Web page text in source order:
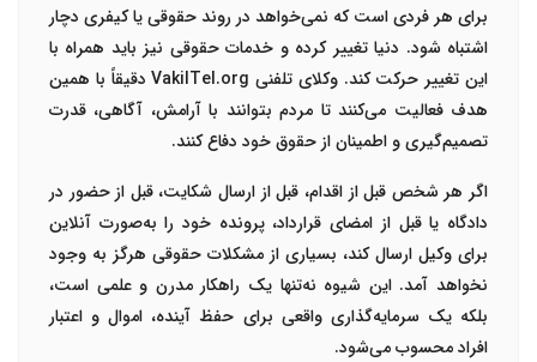
برای هر فردی است که نمی‌خواهد در روند حقوقی یا کیفری دچار
اشتباه شود. دنیا تغییر کرده و خدمات حقوقی نیز باید همراه با
این تغییر حرکت کند. وکلای تلفنی VakilTel.org دقیقاً با همین
هدف فعالیت می‌کنند تا مردم بتوانند با آرامش، آگاهی، قدرت
تصمیم‌گیری و اطمینان از حقوق خود دفاع کنند.
اگر هر شخص قبل از اقدام، قبل از ارسال شکایت، قبل از حضور در
دادگاه یا قبل از امضای قرارداد، پرونده خود را به‌صورت آنلاین
برای وکیل ارسال کند، بسیاری از مشکلات حقوقی هرگز به وجود
نخواهد آمد. این شیوه نه‌تنها یک راهکار مدرن و علمی است،
بلکه یک سرمایه‌گذاری واقعی برای حفظ آینده، اموال و اعتبار
افراد محسوب می‌شود.